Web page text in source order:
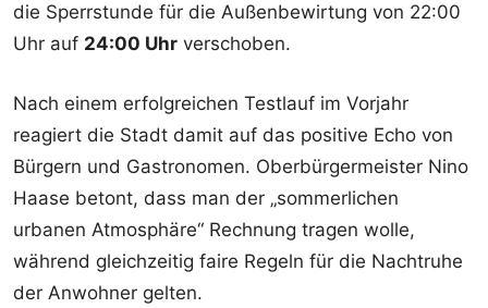
die Sperrstunde für die Außenbewirtung von 22:00
Uhr auf 24:00 Uhr verschoben.
Nach einem erfolgreichen Testlauf im Vorjahr
reagiert die Stadt damit auf das positive Echo von
Bürgern und Gastronomen. Oberbürgermeister Nino
Haase betont, dass man der „sommerlichen
urbanen Atmosphäre“ Rechnung tragen wolle,
während gleichzeitig faire Regeln für die Nachtruhe
der Anwohner gelten.